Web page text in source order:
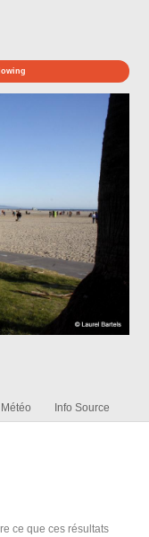
Météo Info Source
ce que ces résultats